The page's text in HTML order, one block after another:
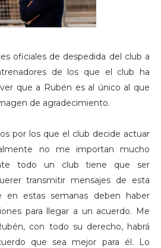
oficiales de despedida del club a
de los que el club ha
que a Rubén es al único al que
de agradecimiento.
por los que el club decide actuar
no me importan mucho
todo un club tiene que ser
transmitir mensajes de esta
en estas semanas deben haber
para llegar a un acuerdo. Me
con todo su derecho, habrá
que sea mejor para él. Lo